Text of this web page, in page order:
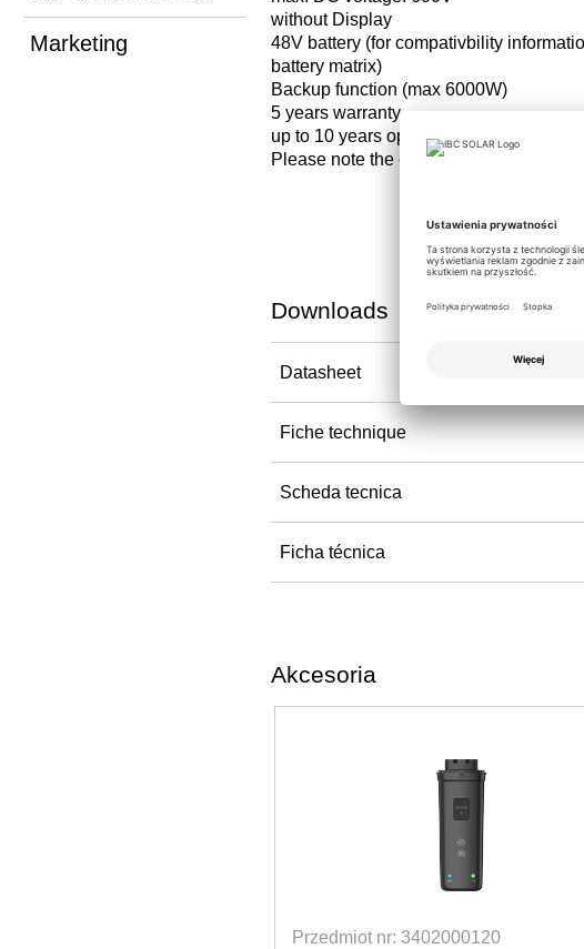
Marketing
without Display
48V battery (for compativbility
battery matrix)
Backup function (max 6000W)
5 years warranty
up to 10 years optional
Please note the country-specific
Downloads
Datasheet
Fiche technique
Scheda tecnica
Ficha técnica
Akcesoria
Przedmiot nr: